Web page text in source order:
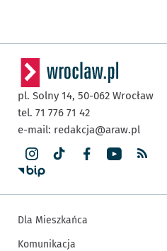
pl. Solny 14, 50-062 Wrocław
tel. 71 776 71 42
e-mail: redakcja@araw.pl
Dla Mieszkańca
Komunikacja